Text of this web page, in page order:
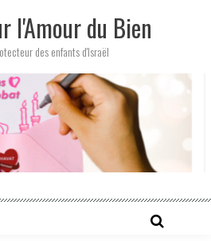
l'Amour du Bien
des enfants d'Israël